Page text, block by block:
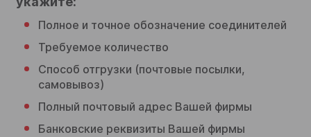
Полное и точное обозначение соединителей
Требуемое количество
Способ отгрузки (почтовые посылки,
самовывоз)
Полный почтовый адрес Вашей фирмы
Банковские реквизиты Вашей фирмы